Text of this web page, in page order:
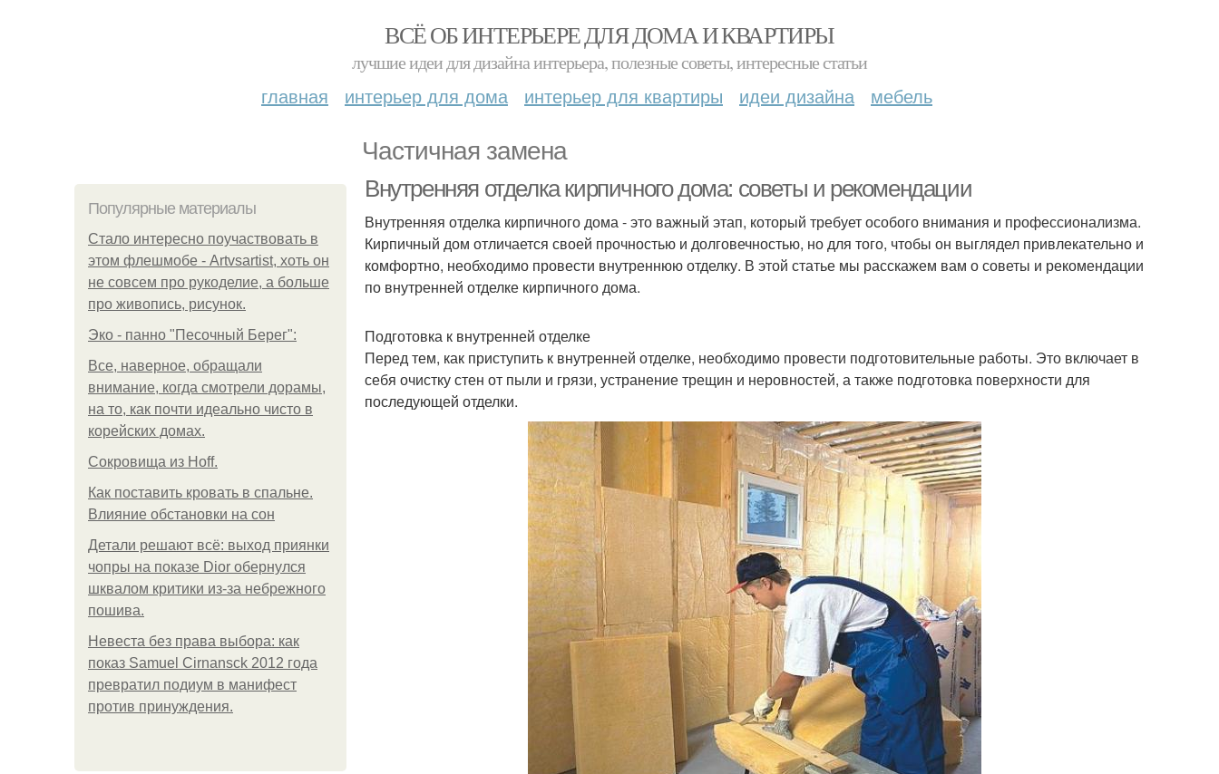
ВСЁ ОБ ИНТЕРЬЕРЕ ДЛЯ ДОМА И КВАРТИРЫ
лучшие идеи для дизайна интерьера, полезные советы, интересные статьи
главная интерьер для дома интерьер для квартиры идеи дизайна мебель
Частичная замена
Популярные материалы
Стало интересно поучаствовать в
этом флешмобе - Artvsartist, хоть он
не совсем про рукоделие, а больше
про живопись, рисунок.
Эко - панно "Песочный Берег":
Все, наверное, обращали
внимание, когда смотрели дорамы,
на то, как почти идеально чисто в
корейских домах.
Сокровища из Hoff.
Как поставить кровать в спальне.
Влияние обстановки на сон
Детали решают всё: выход приянки
чопры на показе Dior обернулся
шквалом критики из-за небрежного
пошива.
Невеста без права выбора: как
показ Samuel Cirnansck 2012 года
превратил подиум в манифест
против принуждения.
Внутренняя отделка кирпичного дома: советы и рекомендации
Внутренняя отделка кирпичного дома - это важный этап, который требует особого внимания и профессионализма.
Кирпичный дом отличается своей прочностью и долговечностью, но для того, чтобы он выглядел привлекательно и
комфортно, необходимо провести внутреннюю отделку. В этой статье мы расскажем вам о советы и рекомендации
по внутренней отделке кирпичного дома.
Подготовка к внутренней отделке
Перед тем, как приступить к внутренней отделке, необходимо провести подготовительные работы. Это включает в
себя очистку стен от пыли и грязи, устранение трещин и неровностей, а также подготовка поверхности для
последующей отделки.